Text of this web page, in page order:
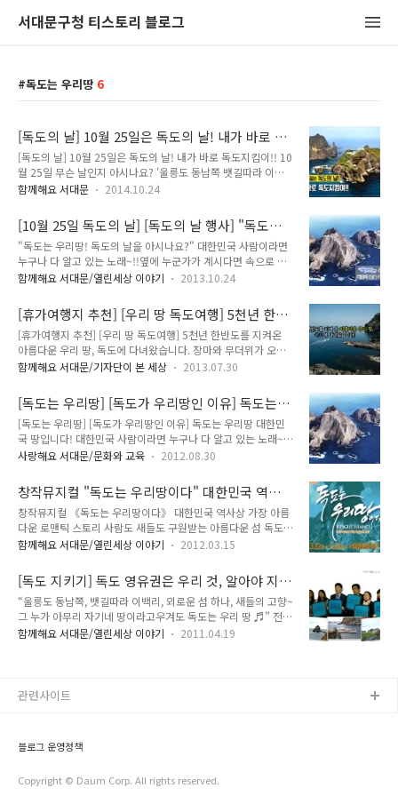
서대문구청 티스토리 블로그
독도는 우리땅 6
[독도의 날] 10월 25일은 독도의 날! 내가 바로 독
도지킴이!!
[독도의 날] 10월 25일은 독도의 날! 내가 바로 독도지킴이!! 10
월 25일 무슨 날인지 아시나요? '울릉도 동남쪽 뱃길따라 이백
리~ 외로운 섬하나 새들의 고향, 그누가 아무리 자기네 땅이라
우리땅!' 바로 10월 25일은 독도의 날이랍니다!! 경상북도 울릉
군에 속해있는 독도는 엄연한 대한민국 정부 소유의 국유지로 현
재 천연기념물 제336호로 지정되어 있습니다. 독도는 다양한 해
양생물이 서식하기에 적합한 해저환경을 가지고 있어 어족자원
풍부한 섬이라고 할 수 있답니다. 특히 독도의 수중경관은 무엇
일본은 독도의 해양자원, 천연자원을 비롯하여 배타적 경제수역
의 확대를 위해 독도를 ..
함께해요 서대문 2014.10.24
[10월 25일 독도의 날] [독도의 날 행사] "독도는
우리땅! 독도의 날을 아시나요?"
"독도는 우리땅! 독도의 날을 아시나요?" 대한민국 사람이라면
누구나 다 알고 있는 노래~!!옆에 누군가가 계시다면 속으로 조
용히 부르셔도 좋습니다. 다 같이 한번 불러볼까요? "울릉도 동
자기 땅이라고 우겨도 독도는 우리땅 우리땅!!" 더불어 10월 25
일이 독도의 날이라는 것 알고 계셨나요? 10월 25일 독도의 날
(獨島─)이란? 대한제국칙령 제41호를 기념하고, 일본의 영유
권 야욕으로부터 독도 수호 의지 표명 및 대내외적으로 독도가
대한민국 영토임을 천명하기 위하여 제정한 날을 말합니다. 고종
릉도의 부속 섬으로 명시한 것을 기념하기 위하여 제정되었는
데,2000년 민간단체인 ..
함께해요 서대문/열린세상 이야기 2013.10.24
[휴가여행지 추천] [우리 땅 독도여행] 5천년 한반
도를 지켜온 아름다운 우리 땅, 독도에 다녀왔습
니다.
[휴가여행지 추천] [우리 땅 독도여행] 5천년 한반도를 지켜온
아름다운 우리 땅, 독도에 다녀왔습니다. 장마와 무더위가 오락
가락하는 날씨가 계속되고 있습니다. 본격적인 휴가철을 맞이해
곳이 강원도와 제주도라고 하는데요, 이번엔 좀 특별한 여행지를
택했습니다. 5천년 한반도를 지켜온 아름다운 우리 땅 독도에
TONG이 다녀왔습니다. ^^ 서울에서 묵호항까지 차로 3시간,
묵호에서 울릉도까지 배로 3시간, 그리고 울릉도에서 독도까지
배로 1시간 30분을 달려 도착한 독도! 말로만 듣고 사진으로만
금이라도 거세면 선착장에 접안하지 못하고 해상에서 마주하는
경우가 빈번하다고 해서 삼대가 복..
함께해요 서대문/기자단이 본 세상 2013.07.30
[독도는 우리땅] [독도가 우리땅인 이유] 독도는
우리땅 대한민국 땅입니다!
[독도는 우리땅] [독도가 우리땅인 이유] 독도는 우리땅 대한민
국 땅입니다! 대한민국 사람이라면 누구나 다 알고 있는 노래~!!
옆에 누군가가 계시다면 속으로 조용히 부르셔도 좋습니다. 다
섬 하나 새들의 고향 그 누가 아무리 자기 땅이라고 우겨도 독도
는 우리땅 우리땅!!" 이 노래는 우리나라 교과서에도 실린만큼
어린아이들도 많이 알고 있죠.. 하지만 위 소절 외에도 가사가 더
있다는 걸 아시나요? 한번 더 불러볼까요? 위에 노래처럼 음은
똑같답니다. "지증왕 삼십년 섬나라 우산국 세종실록지리지 오
러일전쟁직후에 임자없는 섬이라고 억지로 우기면 정말 곤란해
신라장군 이사부 지하에서 웃..
사랑해요 서대문/문화와 교육 2012.08.30
창작뮤지컬 "독도는 우리땅이다" 대한민국 역사
상 가장 아름다운 로맨틱 스토리
창작뮤지컬 《독도는 우리땅이다》 대한민국 역사상 가장 아름
다운 로맨틱 스토리 사람도 새들도 구원받는 아름다운 섬 독도,
국경과 역사를 거슬러 이제 우리는 그곳에서 사랑과 구원을 찾습
문화회관에서 오는 3월 22일부터 24일까지 창작뮤지컬 《독도
는 우리 땅이다》를 문화회관 대극장 무대에 올립니다. 이번 공
연은 서대문문화회관에서 처음으로 공연되어 이후 전국 각지의
문예회관에서 순회 공연될 예정입니다. 이번 작품이 서대문구문
화회관에서 첫 공연을 여는 데에는 특별한 의미가 담겨 있다고
함께해요 서대문/열린세상 이야기 2012.03.15
[독도 지키기] 독도 영유권은 우리 것, 알아야 지
킬 수 있어요
“울릉도 동남쪽, 뱃길따라 이백리, 외로운 섬 하나, 새들의 고향~
그 누가 아무리 자기네 땅이라고우겨도 독도는 우리 땅 ♬” 전국
민이 다 알고 있는 이 노래처럼, 누가 뭐라해도 독도는 분명 우리
는 것이 사실이에요. 그래서 오늘은 TONG과 함께 우리땅 독도
니다 이렇게 어엿한 대한민국의 주소가 있는 독도는 북위 37˚,
함께해요 서대문/열린세상 이야기 2011.04.19
블로그 운영정책
Copyright © Daum Corp. All rights reserved.
관련사이트